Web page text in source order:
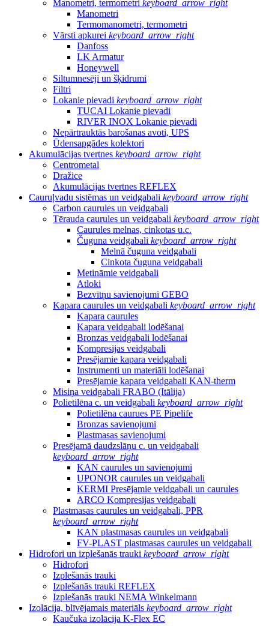
Manometri, termometri keyboard_arrow_right
Manometri
Termomanometri, termometri
Vārsti apkurei keyboard_arrow_right
Danfoss
LK Armatur
Honeywell
Siltumnesēji un šķidrumi
Filtri
Lokanie pievadi keyboard_arrow_right
TUCAI Lokanie pievadi
RIVER INOX Lokanie pievadi
Nepārtrauktās barošanas avoti, UPS
Ūdensapgādes kolektori
Akumulācijas tvertnes keyboard_arrow_right
Centrometal
Dražice
Akumulācijas tvertnes REFLEX
Cauruļvadu sistēmas un veidgabali keyboard_arrow_right
Carbon caurules un veidgabali
Tērauda caurules un veidgabali keyboard_arrow_right
Caurules melnas, cinkotas u.c.
Čuguna veidgabali keyboard_arrow_right
Melnā čuguna veidgabali
Cinkota čuguna veidgabali
Metināmie veidgabali
Atloki
Bezvītņu savienojumi GEBO
Kapara caurules un veidgabali keyboard_arrow_right
Kapara caurules
Kapara veidgabali lodēšanai
Bronzas veidgabali lodēšanai
Kompresijas veidgabali
Presējamie kapara veidgabali
Instrumenti un materiāli lodēšanai
Presējamie kapara veidgabali KAN-therm
Misiņa veidgabali FRABO (Itālija)
Polietilēna c. un veidgabali keyboard_arrow_right
Polietilēna caurues PE Pipelife
Bronzas savienojumi
Plastmasas savienojumi
Presējamā daudzslāņu c. un veidgabali
keyboard_arrow_right
KAN caurules un savienojumi
UPONOR caurules un veidgabali
KERMI Presējamie veidgabali un caurules
ARCO Kompresijas veidgabali
Plastmasas caurules un veidgabali, PPR
keyboard_arrow_right
KAN plastmasas caurules un veidgabali
FV-PLAST plastmasas caurules un veidgabali
Hidrofori un izplešanās trauki keyboard_arrow_right
Hidrofori
Izplešanās trauki
Izplešanās trauki REFLEX
Izplešanās trauki NEMA Winkelmann
Izolācija, blīvējamais materiāls keyboard_arrow_right
Kaučuka izolācija K-Flex EC